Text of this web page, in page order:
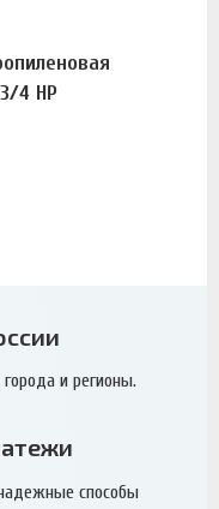
4 НР
и регионы.
способы